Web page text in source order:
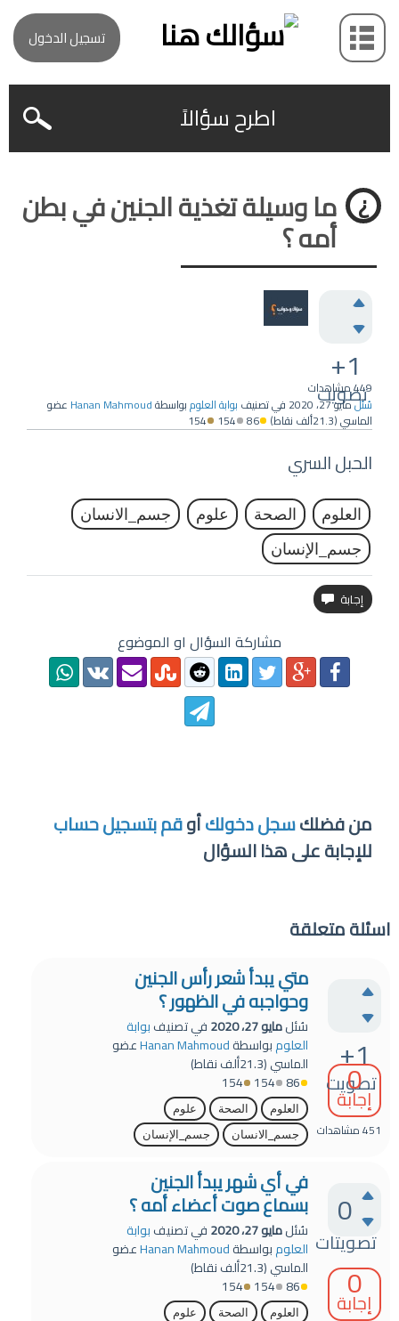
تسجيل الدخول
اطرح سؤالاً
ما وسيلة تغذية الجنين في بطن
أمه ؟
+1
تصويت
449مشاهدات
سُئلمايو 27، 2020 في تصنيف بوابة العلومبواسطةHanan Mahmoud عضو
الماسي(21.3ألف نقاط) 86
154
154
الحبل السري
العلوم الصحة علوم
جسم_الانسان
جسم_الإنسان
مشاركة السؤال او الموضوع
من فضلكسجل دخولكأوقم بتسجيل حساب
للإجابة على هذا السؤال
اسئلة متعلقة
+1
تصويت
0
إجابة
451مشاهدات
متي يبدأ شعر رأس الجنين
وحواجبه في الظهور ؟
سُئلمايو 27، 2020 في تصنيفبوابة
العلومبواسطةHanan Mahmoudعضو
الماسي(21.3ألف
نقاط)
86
154
154
العلوم الصحة
علوم
جسم_الانسان
جسم_الإنسان
0
تصويتات
0
إجابة
في أي شهر يبدأ الجنين
بسماع صوت أعضاء أمه ؟
سُئلمايو 27، 2020 في تصنيفبوابة
العلومبواسطةHanan Mahmoudعضو
الماسي(21.3ألف
نقاط)
86
154
154
العلوم الصحة
علوم